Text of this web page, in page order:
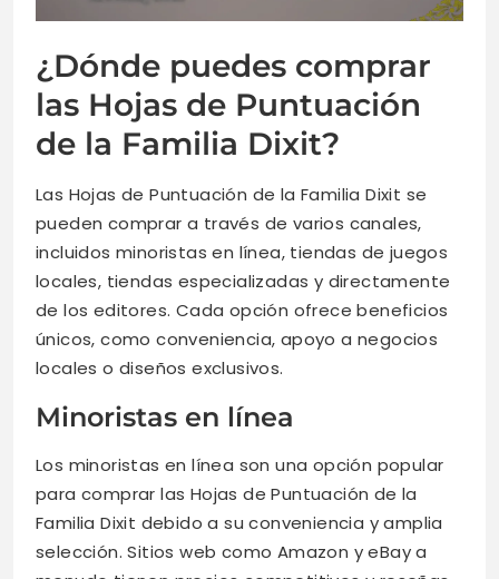
¿Dónde puedes comprar
las Hojas de Puntuación
de la Familia Dixit?
Las Hojas de Puntuación de la Familia Dixit se
pueden comprar a través de varios canales,
incluidos minoristas en línea, tiendas de juegos
locales, tiendas especializadas y directamente
de los editores. Cada opción ofrece beneficios
únicos, como conveniencia, apoyo a negocios
locales o diseños exclusivos.
Minoristas en línea
Los minoristas en línea son una opción popular
para comprar las Hojas de Puntuación de la
Familia Dixit debido a su conveniencia y amplia
selección. Sitios web como Amazon y eBay a